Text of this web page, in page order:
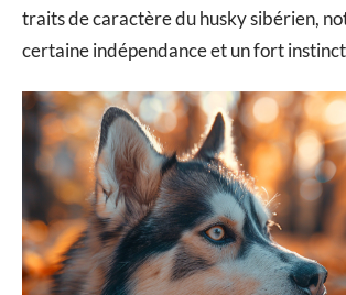
traits de caractère du husky sibérien,
certaine indépendance et un fort instinct